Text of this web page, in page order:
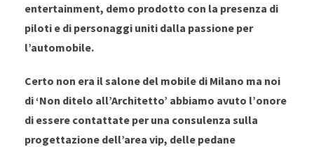
entertainment, demo prodotto con la presenza di
piloti e di personaggi uniti dalla passione per
l’automobile.
Certo non era il salone del mobile di Milano ma noi
di ‘Non ditelo all’Architetto’ abbiamo avuto l’onore
di essere contattate per una consulenza sulla
progettazione dell’area vip, delle pedane